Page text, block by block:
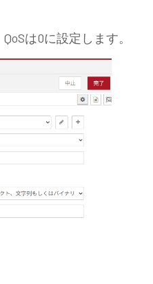
は0に設定します。